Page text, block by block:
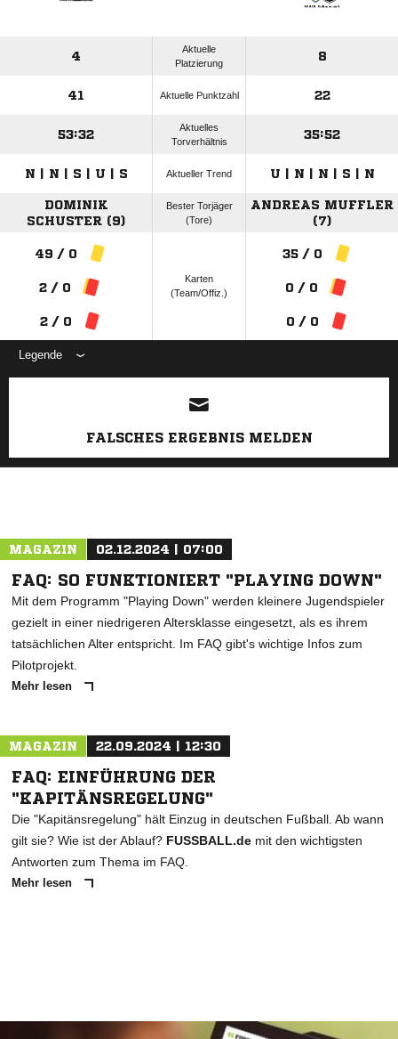
4
Aktuelle
Platzierung
8
41 Aktuelle Punktzahl 22
53:32
Aktuelles
Torverhältnis
35:52
N | N | S | U | S Aktueller Trend U | N | N | S | N
DOMINIK
SCHUSTER (9)
Bester Torjäger
(Tore)
ANDREAS MUFFLER
(7)
49 / 0
2 / 0
2 / 0
Karten
(Team/Offiz.)
35 / 0
0 / 0
0 / 0
Legende
ANZEIGE
FALSCHES ERGEBNIS MELDEN
MAGAZIN 02.12.2024 | 07:00
FAQ: SO FUNKTIONIERT "PLAYING DOWN"
Mit dem Programm "Playing Down" werden kleinere Jugendspieler
gezielt in einer niedrigeren Altersklasse eingesetzt, als es ihrem
tatsächlichen Alter entspricht. Im FAQ gibt's wichtige Infos zum
Pilotprojekt.
Mehr lesen
MAGAZIN 22.09.2024 | 12:30
FAQ: EINFÜHRUNG DER
"KAPITÄNSREGELUNG"
Die "Kapitänsregelung" hält Einzug in deutschen Fußball. Ab wann
gilt sie? Wie ist der Ablauf? FUSSBALL.de mit den wichtigsten
Antworten zum Thema im FAQ.
Mehr lesen